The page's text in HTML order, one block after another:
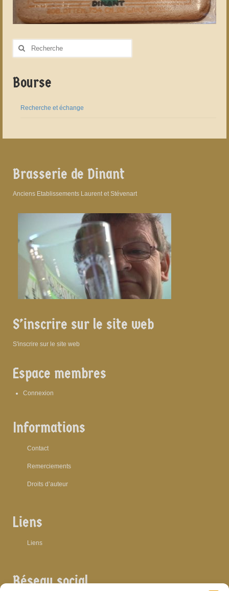
Rechercher
Bourse
Recherche et échange
Brasserie de Dinant
Anciens Etablissements Laurent et Stévenart
S’inscrire sur le site web
S'inscrire sur le site web
Espace membres
Connexion
Informations
Contact
Remerciements
Droits d’auteur
Liens
Liens
Réseau social